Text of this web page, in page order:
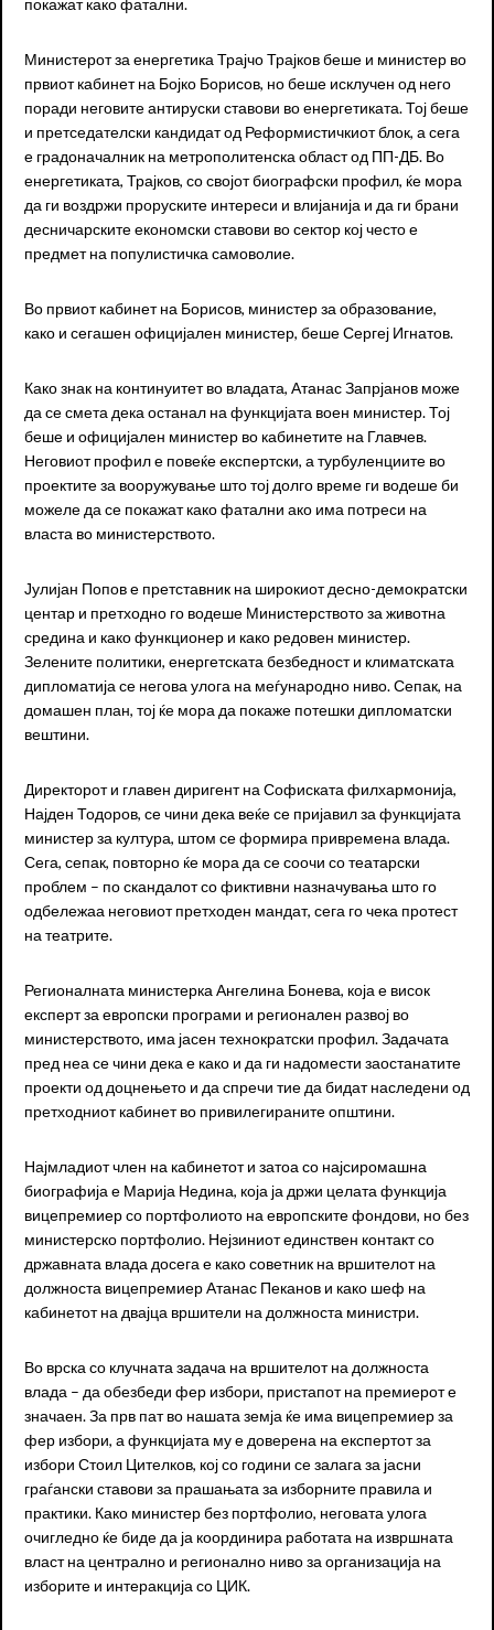
покажат како фатални.
Министерот за енергетика Трајчо Трајков беше и министер во
првиот кабинет на Бојко Борисов, но беше исклучен од него
поради неговите антируски ставови во енергетиката. Тој беше
и претседателски кандидат од Реформистичкиот блок, а сега
е градоначалник на метрополитенска област од ПП-ДБ. Во
енергетиката, Трајков, со својот биографски профил, ќе мора
да ги воздржи проруските интереси и влијанија и да ги брани
десничарските економски ставови во сектор кој често е
предмет на популистичка самоволие.
Во првиот кабинет на Борисов, министер за образование,
како и сегашен официјален министер, беше Сергеј Игнатов.
Како знак на континуитет во владата, Атанас Запрјанов може
да се смета дека останал на функцијата воен министер. Тој
беше и официјален министер во кабинетите на Главчев.
Неговиот профил е повеќе експертски, а турбуленциите во
проектите за вооружување што тој долго време ги водеше би
можеле да се покажат како фатални ако има потреси на
власта во министерството.
Јулијан Попов е претставник на широкиот десно-демократски
центар и претходно го водеше Министерството за животна
средина и како функционер и како редовен министер.
Зелените политики, енергетската безбедност и климатската
дипломатија се негова улога на меѓународно ниво. Сепак, на
домашен план, тој ќе мора да покаже потешки дипломатски
вештини.
Директорот и главен диригент на Софиската филхармонија,
Најден Тодоров, се чини дека веќе се пријавил за функцијата
министер за култура, штом се формира привремена влада.
Сега, сепак, повторно ќе мора да се соочи со театарски
проблем – по скандалот со фиктивни назначувања што го
одбележаа неговиот претходен мандат, сега го чека протест
на театрите.
Регионалната министерка Ангелина Бонева, која е висок
експерт за европски програми и регионален развој во
министерството, има јасен технократски профил. Задачата
пред неа се чини дека е како и да ги надомести заостанатите
проекти од доцнењето и да спречи тие да бидат наследени од
претходниот кабинет во привилегираните општини.
Најмладиот член на кабинетот и затоа со најсиромашна
биографија е Марија Недина, која ја држи целата функција
вицепремиер со портфолиото на европските фондови, но без
министерско портфолио. Нејзиниот единствен контакт со
државната влада досега е како советник на вршителот на
должноста вицепремиер Атанас Пеканов и како шеф на
кабинетот на двајца вршители на должноста министри.
Во врска со клучната задача на вршителот на должноста
влада – да обезбеди фер избори, пристапот на премиерот е
значаен. За прв пат во нашата земја ќе има вицепремиер за
фер избори, а функцијата му е доверена на експертот за
избори Стоил Цителков, кој со години се залага за јасни
граѓански ставови за прашањата за изборните правила и
практики. Како министер без портфолио, неговата улога
очигледно ќе биде да ја координира работата на извршната
власт на централно и регионално ниво за организација на
изборите и интеракција со ЦИК.